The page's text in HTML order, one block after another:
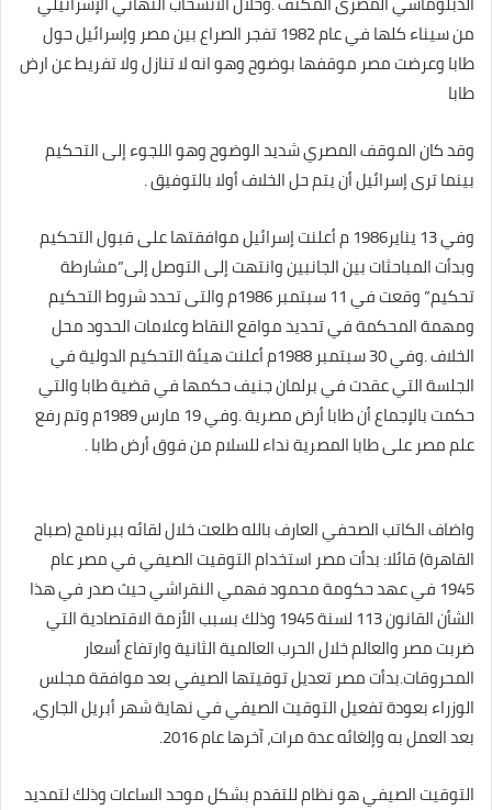
من سيناء كلها في عام 1982 تفجر الصراع بين مصر وإسرائيل حول
طابا وعرضت مصر موقفها بوضوح وهو انه لا تنازل ولا تفريط عن ارض
طابا
وقد كان الموقف المصري شديد الوضوح وهو اللجوء إلى التحكيم
بينما ترى إسرائيل أن يتم حل الخلاف أولا بالتوفيق .
وفي 13 يناير1986 م أعلنت إسرائيل موافقتها على قبول التحكيم
وبدأت المباحثات بين الجانبين وانتهت إلى التوصل إلى”مشارطة
تحكيم” وقعت في 11 سبتمبر 1986م والتى تحدد شروط التحكيم
ومهمة المحكمة في تحديد مواقع النقاط وعلامات الحدود محل
الخلاف .وفي 30 سبتمبر 1988م أعلنت هيئة التحكيم الدولية في
الجلسة التي عقدت في برلمان جنيف حكمها في قضية طابا والتي
حكمت بالإجماع أن طابا أرض مصرية .وفي 19 مارس 1989م وتم رفع
علم مصر على طابا المصرية نداء للسلام من فوق أرض طابا .
واضاف الكاتب الصحفي العارف بالله طلعت خلال لقائه ببرنامج (صباح
القاهرة) قائلا: بدأت مصر استخدام التوقيت الصيفي في مصر عام
1945 في عهد حكومة محمود فهمي النقراشي حيث صدر في هذا
الشأن القانون 113 لسنة 1945 وذلك بسبب الأزمة الاقتصادية التي
ضربت مصر والعالم خلال الحرب العالمية الثانية وارتفاع أسعار
المحروقات.بدأت مصر تعديل توقيتها الصيفي بعد موافقة مجلس
الوزراء بعودة تفعيل التوقيت الصيفي في نهاية شهر أبريل الجاري،
بعد العمل به وإلغائه عدة مرات، آخرها عام 2016.
التوقيت الصيفي هو نظام للتقدم بشكل موحد الساعات وذلك لتمديد